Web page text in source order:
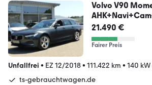
Volvo V90
C+LED+PDC
21.490 €
Fairer Preis
Unfallfrei • EZ 12/2018• 111.422 km • 140 kW
ts-gebrauchtwagen.de